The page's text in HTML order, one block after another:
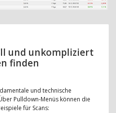
und unkompliziert
finden
und technische
Pulldown-Menüs können die
für Scans: